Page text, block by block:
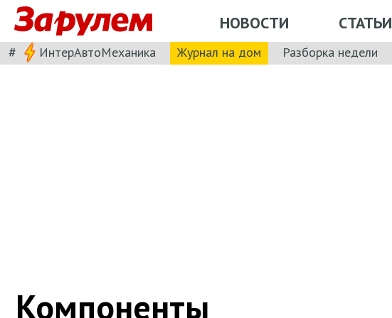
НОВОСТИ СТАТЬИ
# ИнтерАвтоМеханика Журнал на дом Разборка недели
Компоненты